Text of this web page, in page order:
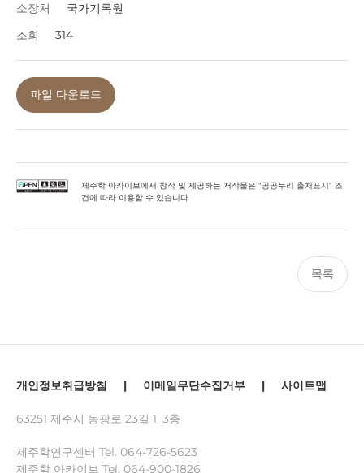
소장처
국가기록원
조회
314
파일 다운로드
제주학 아카이브에서 창작 및 제공하는 저작물은 "공공누리 출처표시" 조
건에 따라 이용할 수 있습니다.
목록
개인정보취급방침 | 이메일무단수집거부 | 사이트맵
63251 제주시 동광로 23길 1, 3층
제주학연구센터 Tel. 064-726-5623
제주학 아카이브 Tel. 064-900-1826